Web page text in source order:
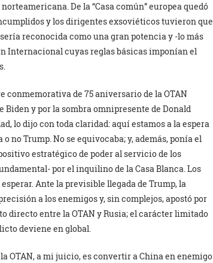
De la “Casa común” europea quedó
y los dirigentes exsoviéticos tuvieron que
reconocida como una gran potencia y -lo más
Internacional cuyas reglas básicas imponían el
conmemorativa de 75 aniversario de la OTAN
y por la sombra omnipresente de Donald
lo dijo con toda claridad: aquí estamos a la espera
no Trump. No se equivocaba; y, además, ponía el
estratégico de poder al servicio de los
por el inquilino de la Casa Blanca. Los
Ante la previsible llegada de Trump, la
a los enemigos y, sin complejos, apostó por
entre la OTAN y Rusia; el carácter limitado
deviene en global.
OTAN, a mi juicio, es convertir a China en enemigo